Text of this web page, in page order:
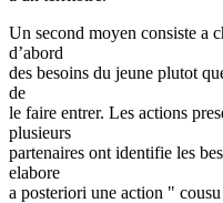
Un second moyen consiste a
d’abord
des besoins du jeune plutot
de
le faire entrer. Les actions
plusieurs
partenaires ont identifie les
elabore
a posteriori une action "